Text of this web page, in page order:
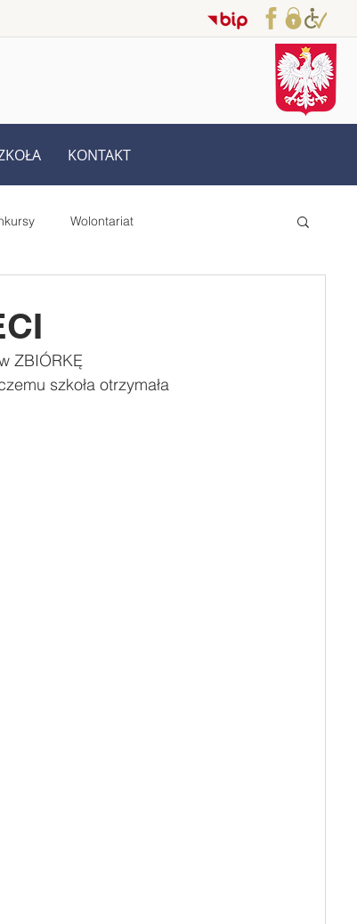
KONTAKT
Wolontariat
#SuperKoderzy
ZBIÓRKĘ
szkoła otrzymała